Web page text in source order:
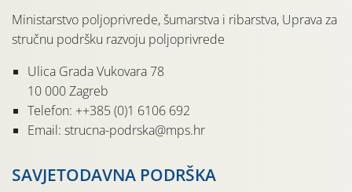
Ministarstvo poljoprivrede, šumarstva i ribarstva, Uprava za
stručnu podršku razvoju poljoprivrede
Ulica Grada Vukovara 78
10 000 Zagreb
Telefon: ++385 (0)1 6106 692
Email: strucna-podrska@mps.hr
SAVJETODAVNA PODRŠKA